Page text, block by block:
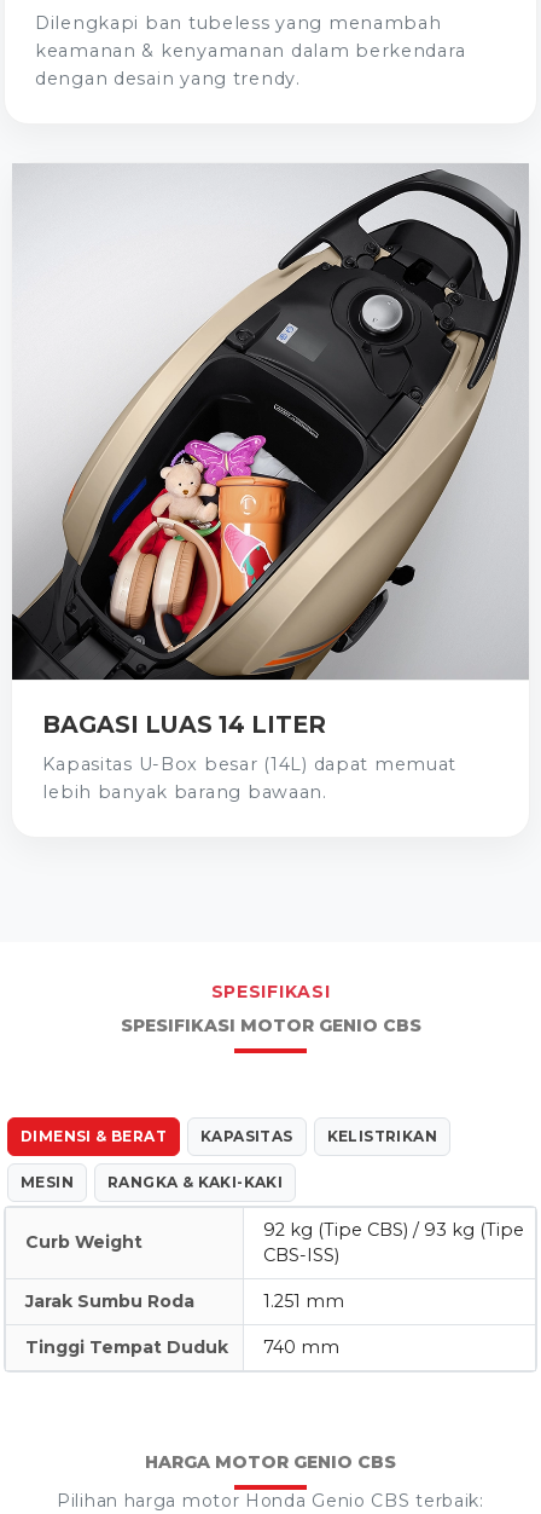
Dilengkapi ban tubeless yang menambah
keamanan & kenyamanan dalam berkendara
dengan desain yang trendy.
BAGASI LUAS 14 LITER
Kapasitas U-Box besar (14L) dapat memuat
lebih banyak barang bawaan.
SPESIFIKASI
SPESIFIKASI MOTOR GENIO CBS
DIMENSI & BERAT KAPASITAS KELISTRIKAN
MESIN RANGKA & KAKI-KAKI
Curb Weight
92 kg (Tipe CBS) / 93 kg (Tipe
CBS-ISS)
Jarak Sumbu Roda 1.251 mm
Tinggi Tempat Duduk 740 mm
HARGA MOTOR GENIO CBS
Pilihan harga motor Honda Genio CBS terbaik: